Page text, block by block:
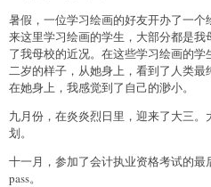
暑假，一位学习绘画的好友开办了一个
来这里学习绘画的学生，大部分都是
了我母校的近况。在这些学习绘画的
二岁的样子，从她身上，看到了人类最
在她身上，我感觉到了自己的渺小。
九月份，在炎炎烈日里，迎来了大三
划。
十一月，参加了会计执业资格考试的最
pass。